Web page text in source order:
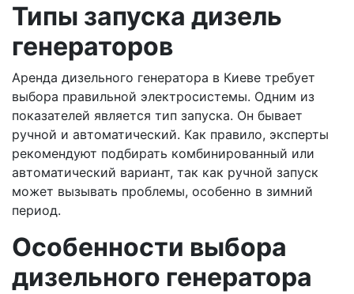
Типы запуска дизель
генераторов
Аренда дизельного генератора в Киеве требует
выбора правильной электросистемы. Одним из
показателей является тип запуска. Он бывает
ручной и автоматический. Как правило, эксперты
рекомендуют подбирать комбинированный или
автоматический вариант, так как ручной запуск
может вызывать проблемы, особенно в зимний
период.
Особенности выбора
дизельного генератора